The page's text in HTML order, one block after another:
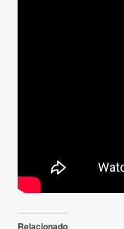
Relacionado